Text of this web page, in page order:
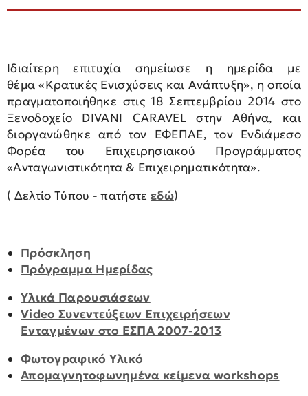
Ιδιαίτερη επιτυχία σημείωσε η ημερίδα με
θέμα«Κρατικές Ενισχύσεις και Ανάπτυξη», η οποία
πραγματοποιήθηκε στις18 Σεπτεμβρίου 2014 στο
Ξενοδοχείο DIVANI CARAVEL στην Αθήνα, και
διοργανώθηκε από τον ΕΦΕΠΑΕ, τον Ενδιάμεσο
Φορέα του Επιχειρησιακού Προγράμματος
«Ανταγωνιστικότητα & Επιχειρηματικότητα».
( Δελτίο Τύπου - πατήστε εδώ)
Πρόσκληση
Πρόγραμμα Ημερίδας
Υλικά Παρουσιάσεων
Video Συνεντεύξεων Επιχειρήσεων
Ενταγμένων στο ΕΣΠΑ 2007-2013
Φωτογραφικό Υλικό
Απομαγνητοφωνημένα κείμενα workshops